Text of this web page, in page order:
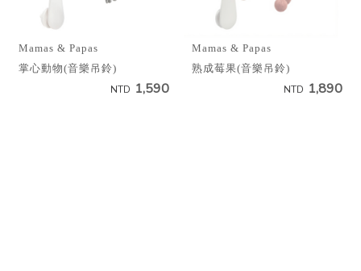
Mamas & Papas
掌心動物(音樂吊鈴)
NTD 1,590
Mamas & Papas
熟成莓果(音樂吊鈴)
NTD 1,890